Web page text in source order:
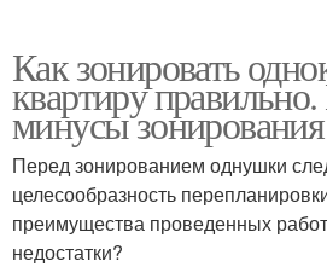
Как зонировать
квартиру
минусы зонирования
Перед зонированием однушки
целесообразность
преимущества проведенных
недостатки?